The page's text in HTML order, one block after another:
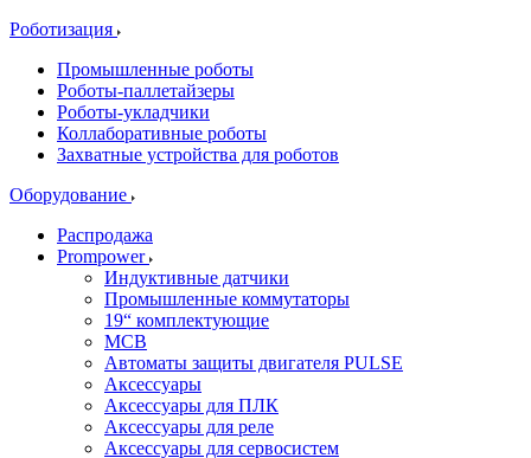
Роботизация
Промышленные роботы
Роботы-паллетайзеры
Роботы-укладчики
Коллаборативные роботы
Захватные устройства для роботов
Оборудование
Распродажа
Prompower
Индуктивные датчики
Промышленные коммутаторы
19“ комплектующие
MCB
Автоматы защиты двигателя PULSE
Аксессуары
Аксессуары для ПЛК
Аксессуары для реле
Аксессуары для сервосистем